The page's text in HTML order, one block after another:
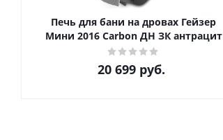
Печь для бани на дровах Гейзер
Мини 2016 Carbon ДН ЗК антрацит
20 699руб.